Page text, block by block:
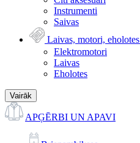
Instrumenti
Saivas
Laivas, motori, eholotes
Elektromotori
Laivas
Eholotes
Vairāk
APĢĒRBI UN APAVI